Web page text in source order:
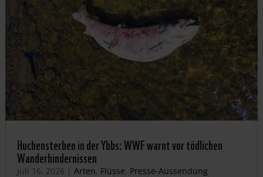
Huchensterben in der Ybbs: WWF warnt vor tödlichen
Wanderhindernissen
Juli 16, 2026 | Arten, Flüsse, Presse-Aussendung